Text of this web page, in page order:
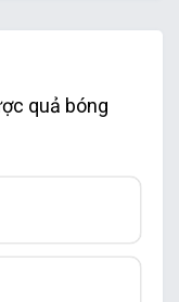
đồng khả
được quả
quả bóng